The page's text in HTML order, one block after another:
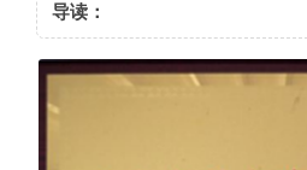
导读：